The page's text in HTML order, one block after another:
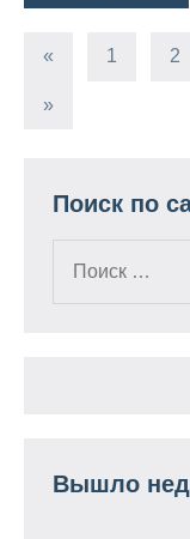
« Предыдущие
1 2
Следующие
»
Поиск по
Вышло